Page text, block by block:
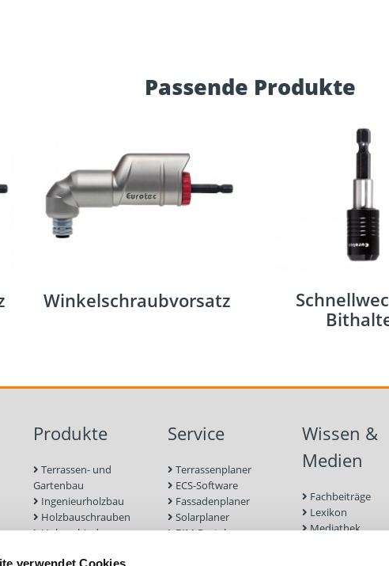
verwendet Cookies
Passende Produkte
Winkelschraubvorsatz
Produkte
Terrassen- und
Gartenbau
Ingenieurholzbau
Holzbauschrauben
Holzverbinder
Service
Terrassenplaner
ECS-Software
Fassadenplaner
Solarplaner
BIM-Portal
Wissen &
Medien
Fachbeiträge
Lexikon
Mediathek